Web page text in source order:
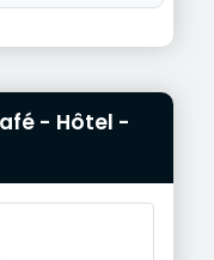
- Hôtel -